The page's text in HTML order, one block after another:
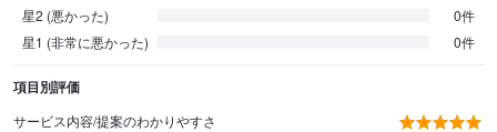
星2 (悪かった)
0件
星1 (非常に悪かった)
0件
項目別評価
サービス内容/提案のわかりやすさ